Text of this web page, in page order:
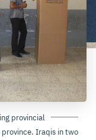
provincial
Iraqis in two